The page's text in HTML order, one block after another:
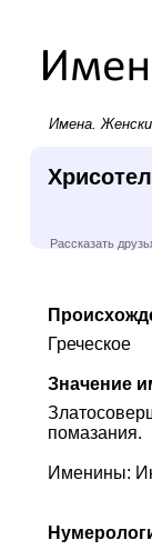
Имена.
Рассказать
Греческое
Значение
помазания.
Именины: